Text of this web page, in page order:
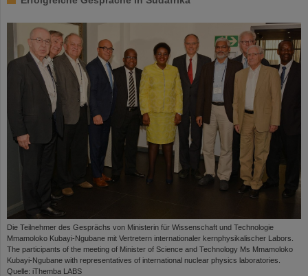
Die Teilnehmer des Gesprächs von Ministerin für Wissenschaft und Technologie
Mmamoloko Kubayi-Ngubane mit Vertretern internationaler kernphysikalischer Labors.
The participants of the meeting of Minister of Science and Technology Ms Mmamoloko
Kubayi-Ngubane with representatives of international nuclear physics laboratories.
Quelle: iThemba LABS